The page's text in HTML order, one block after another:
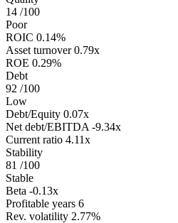
14 /100
Poor
ROIC 0.14%
Asset turnover 0.79x
ROE 0.29%
Debt
92 /100
Low
Debt/Equity 0.07x
Net debt/EBITDA -9.34x
Current ratio 4.11x
Stability
81 /100
Stable
Beta -0.13x
Profitable years 6
Rev. volatility 2.77%